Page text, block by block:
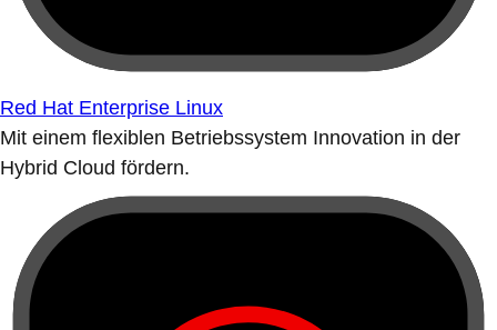
Red Hat Enterprise Linux
Mit einem flexiblen Betriebssystem Innovation in der
Hybrid Cloud fördern.